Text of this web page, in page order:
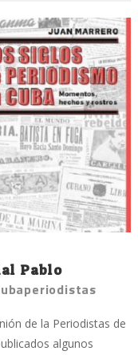
Pablo
de la Periodistas de
algunos